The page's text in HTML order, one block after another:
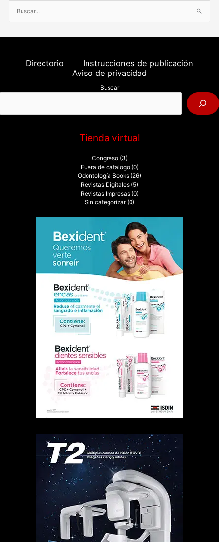
u
s
o
:
Directorio
Instrucciones de publicación
Aviso de privacidad
Buscar
Tienda virtual
Congreso (3)
Fuera de catalogo (0)
Odontología Books (26)
Revistas Digitales (5)
Revistas Impresas (0)
Sin categorizar (0)